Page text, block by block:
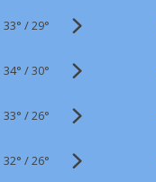
33° /29°
34° /30°
33° /26°
32° /26°